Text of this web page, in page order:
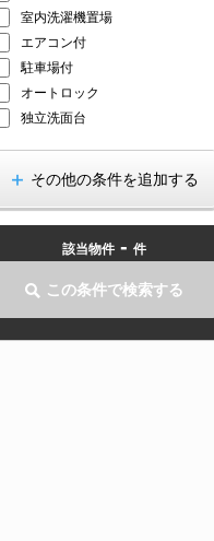
室内洗濯機置場
エアコン付
駐車場付
オートロック
独立洗面台
その他の条件を追加する
該当物件 - 件
この条件で検索する